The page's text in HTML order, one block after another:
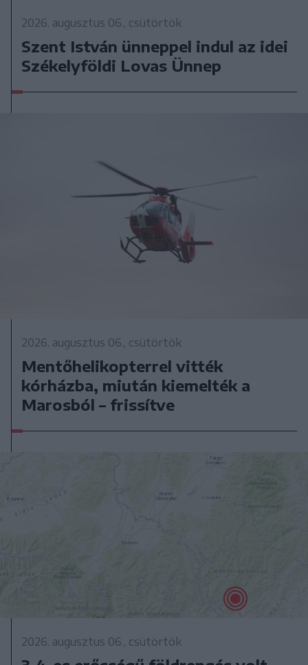
2026. augusztus 06., csütörtök
Szent István ünneppel indul az idei
Székelyföldi Lovas Ünnep
2026. augusztus 06., csütörtök
Mentőhelikopterrel vitték
kórházba, miután kiemelték a
Marosból – frissítve
2026. augusztus 06., csütörtök